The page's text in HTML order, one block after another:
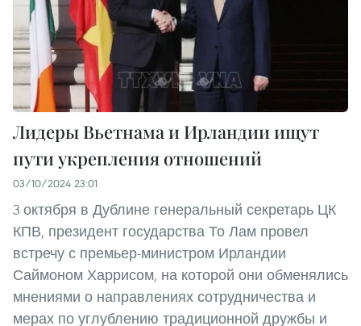
Лидеры Вьетнама и Ирландии ищут
пути укрепления отношений
03/10/2024 23:01
3 октября в Дублине генеральный секретарь ЦК
КПВ, президент государства То Лам провел
встречу с премьер-министром Ирландии
Саймоном Харрисом, на которой они обменялись
мнениями о направлениях сотрудничества и
мерах по углублению традиционной дружбы и